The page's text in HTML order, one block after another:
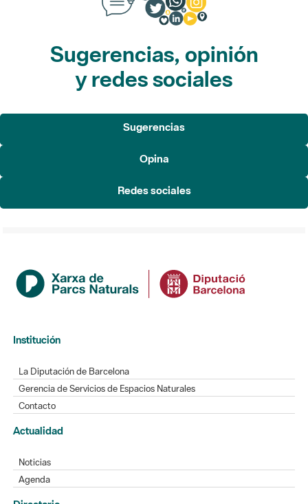
Sugerencias, opinión
y redes sociales
Sugerencias
Opina
Redes sociales
Institución
La Diputación de Barcelona
Gerencia de Servicios de Espacios Naturales
Contacto
Actualidad
Noticias
Agenda